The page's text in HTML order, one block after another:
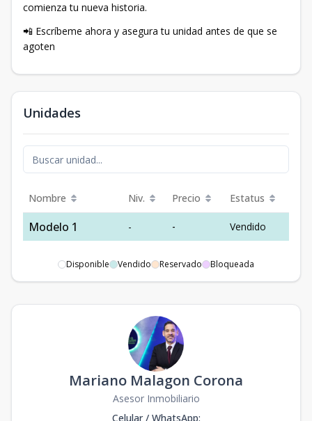
comienza tu nueva historia.
📲 Escríbeme ahora y asegura tu unidad antes de que se
agoten
Unidades
Nombre Niv. Precio Estatus
Modelo 1 - - Vendido
Disponible Vendido Reservado Bloqueada
Mariano Malagon Corona
Asesor Inmobiliario
Celular / WhatsApp: